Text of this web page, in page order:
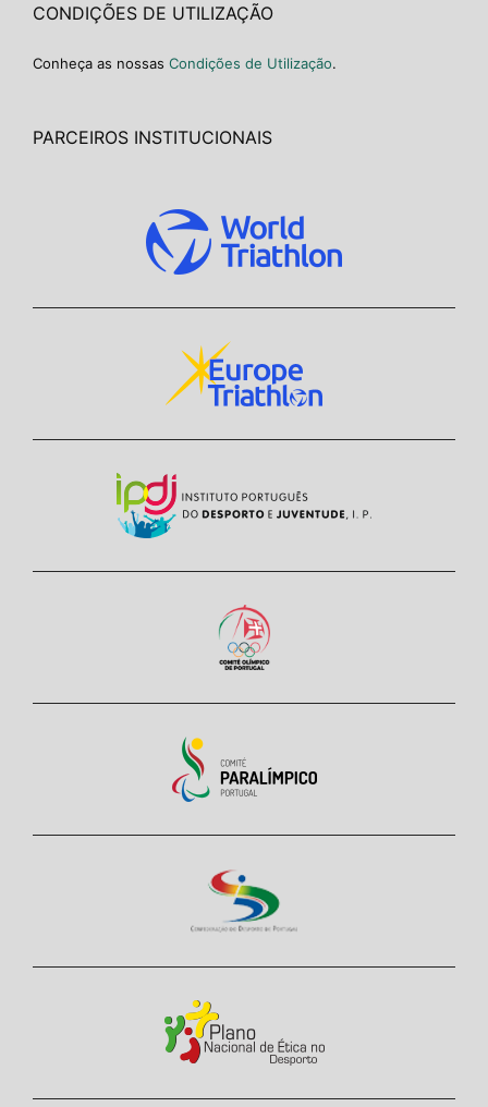
CONDIÇÕES DE UTILIZAÇÃO
Conheça as nossas Condições de Utilização.
PARCEIROS INSTITUCIONAIS